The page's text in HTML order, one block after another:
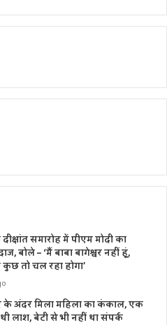
समारोह में पीएम मोदी का
बोले – ‘मैं बाबा बागेश्वर नहीं हूं,
तो चल रहा होगा’
अंदर मिला महिला का कंकाल, एक
लाश, बेटी से भी नहीं था संपर्क